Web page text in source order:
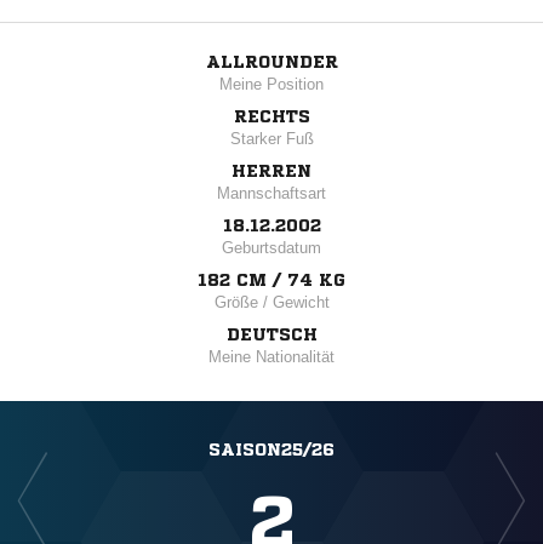
ALLROUNDER
Meine Position
RECHTS
Starker Fuß
HERREN
Mannschaftsart
18.12.2002
Geburtsdatum
182 CM / 74 KG
Größe / Gewicht
DEUTSCH
Meine Nationalität
SAISON25/26
2